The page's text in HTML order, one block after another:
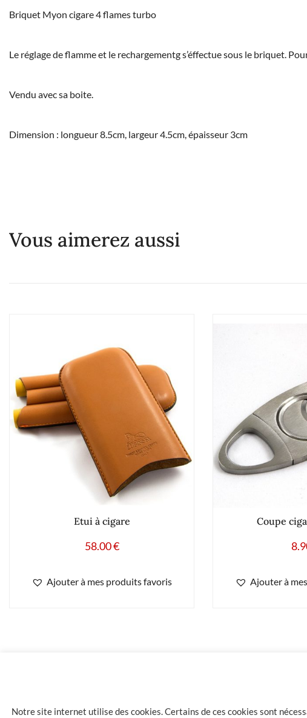
Briquet Myon cigare 4 flames turbo
Le réglage de flamme et le rechargementg s’éffectue sous le briquet.
Vendu avec sa boite.
Dimension : longueur 8.5cm, largeur 4.5cm, épaisseur 3cm
Vous aimerez aussi
Etui à cigare
58.00€
Ajouter à mes produits favoris
Coupe
Ajouter à
Notre site internet utilise des cookies. Certains de ces cookies sont